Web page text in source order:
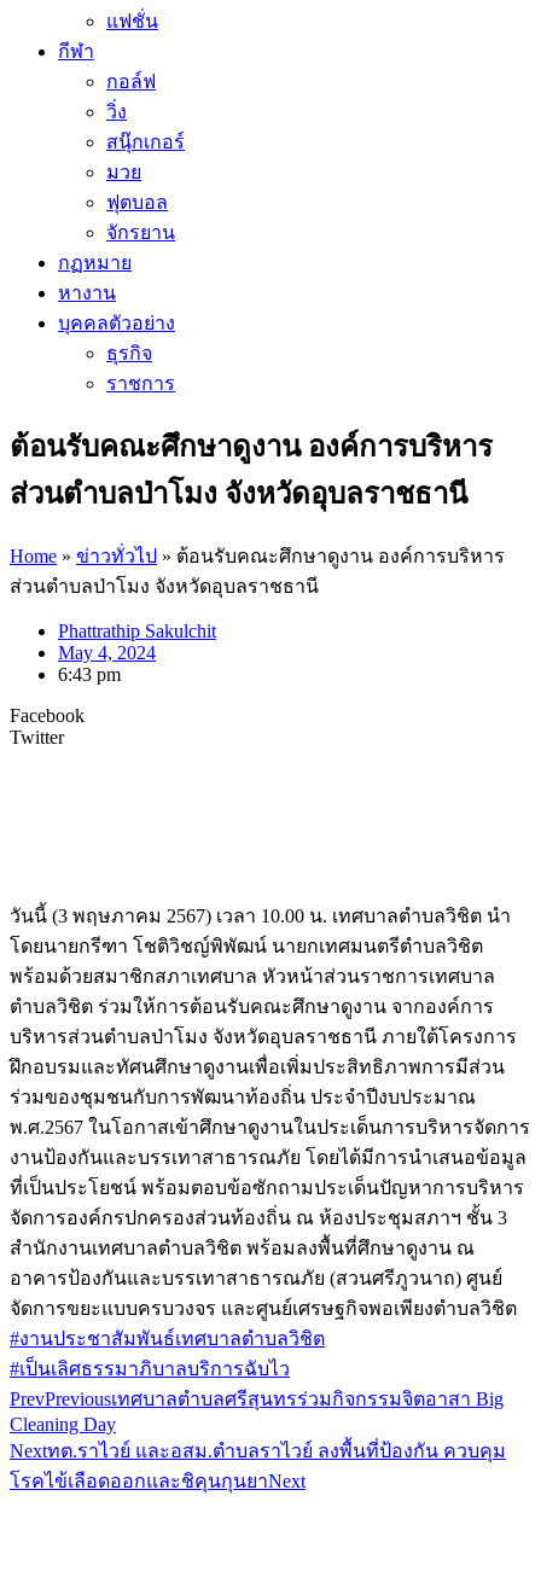
แฟชั่น
กีฬา
กอล์ฟ
วิ่ง
สนุ๊กเกอร์
มวย
ฟุตบอล
จักรยาน
กฏหมาย
หางาน
บุคคลตัวอย่าง
ธุรกิจ
ราชการ
ต้อนรับคณะศึกษาดูงาน องค์การบริหาร
ส่วนตำบลป่าโมง จังหวัดอุบลราชธานี
Home » ข่าวทั่วไป » ต้อนรับคณะศึกษาดูงาน องค์การบริหาร
ส่วนตำบลป่าโมง จังหวัดอุบลราชธานี
Phattrathip Sakulchit
May 4, 2024
6:43 pm
Facebook
Twitter
วันนี้ (3 พฤษภาคม 2567) เวลา 10.00 น. เทศบาลตำบลวิชิต นำ
โดยนายกรีฑา โชติวิชญ์พิพัฒน์ นายกเทศมนตรีตำบลวิชิต
พร้อมด้วยสมาชิกสภาเทศบาล หัวหน้าส่วนราชการเทศบาล
ตำบลวิชิต ร่วมให้การต้อนรับคณะศึกษาดูงาน จากองค์การ
บริหารส่วนตำบลป่าโมง จังหวัดอุบลราชธานี ภายใต้โครงการ
ฝึกอบรมและทัศนศึกษาดูงานเพื่อเพิ่มประสิทธิภาพการมีส่วน
ร่วมของชุมชนกับการพัฒนาท้องถิ่น ประจำปีงบประมาณ
พ.ศ.2567 ในโอกาสเข้าศึกษาดูงานในประเด็นการบริหารจัดการ
งานป้องกันและบรรเทาสาธารณภัย โดยได้มีการนำเสนอข้อมูล
ที่เป็นประโยชน์ พร้อมตอบข้อซักถามประเด็นปัญหาการบริหาร
จัดการองค์กรปกครองส่วนท้องถิ่น ณ ห้องประชุมสภาฯ ชั้น 3
สำนักงานเทศบาลตำบลวิชิต พร้อมลงพื้นที่ศึกษาดูงาน ณ
อาคารป้องกันและบรรเทาสาธารณภัย (สวนศรีภูวนาถ) ศูนย์
จัดการขยะแบบครบวงจร และศูนย์เศรษฐกิจพอเพียงตำบลวิชิต
#งานประชาสัมพันธ์เทศบาลตำบลวิชิต
#เป็นเลิศธรรมาภิบาลบริการฉับไว
PrevPreviousเทศบาลตำบลศรีสุนทรร่วมกิจกรรมจิตอาสา Big
Cleaning Day
Nextทต.ราไวย์ และอสม.ตำบลราไวย์ ลงพื้นที่ป้องกัน ควบคุม
โรคไข้เลือดออกและชิคุนกุนยาNext